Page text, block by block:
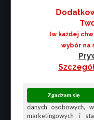
(w każdej
wybór na
danych osobowych,
marketingowych i